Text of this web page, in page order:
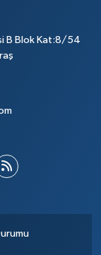
B Blok Kat:8/54